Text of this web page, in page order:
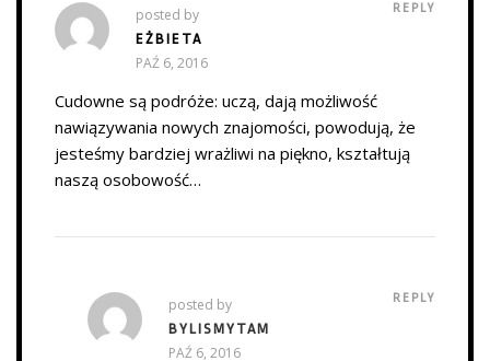
posted by
EŻBIETA
PAŹ 6, 2016
REPLY
Cudowne są podróże: uczą, dają możliwość
nawiązywania nowych znajomości, powodują, że
jesteśmy bardziej wrażliwi na piękno, kształtują
naszą osobowość…
posted by
BYLISMYTAM
PAŹ 6, 2016
REPLY